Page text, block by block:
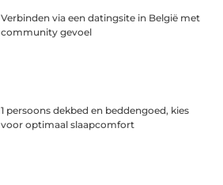
Verbinden via een datingsite in België met
community gevoel
1 persoons dekbed en beddengoed, kies
voor optimaal slaapcomfort